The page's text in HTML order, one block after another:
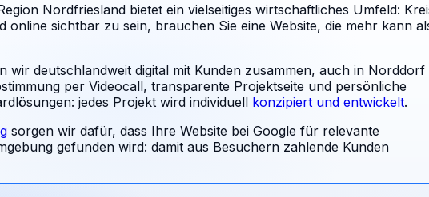
Nordfriesland bietet ein vielseitiges wirtschaftliches Umfeld:
online sichtbar zu sein, brauchen Sie eine Website, die mehr kann
wir deutschlandweit digital mit Kunden zusammen, auch in Norddorf
per Videocall, transparente Projektseite und persönliche
jedes Projekt wird individuell konzipiert und entwickelt.
sorgen wir dafür, dass Ihre Website bei Google für relevante
gefunden wird: damit aus Besuchern zahlende Kunden